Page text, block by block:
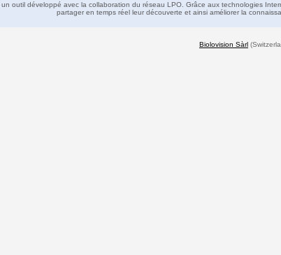
un outil développé avec la collaboration du réseau LPO. Grâce aux technologies
partager en temps réel leur découverte et ainsi améliorer la
Biolovision Sàrl